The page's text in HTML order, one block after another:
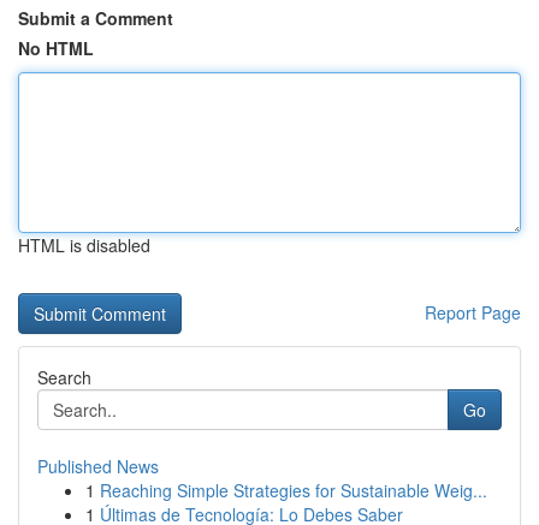
Submit a Comment
No HTML
HTML is disabled
Report Page
Search
Go
Published News
1 Reaching Simple Strategies for Sustainable Weig...
1 Últimas de Tecnología: Lo Debes Saber